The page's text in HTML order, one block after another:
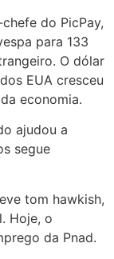
do PicPay,
para 133
O dólar
EUA cresceu
economia.
ajudou a
segue
tom hawkish,
Hoje, o
da Pnad.